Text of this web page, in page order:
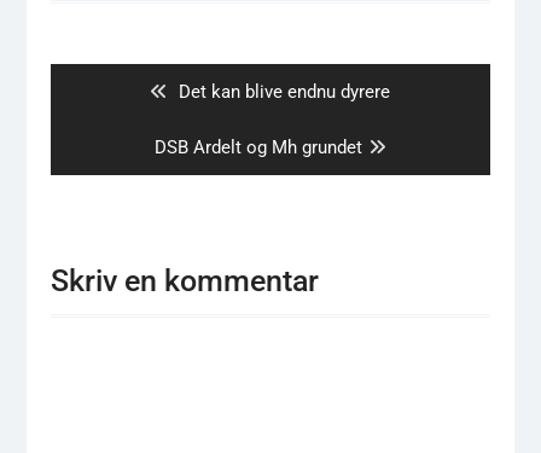
Previous
Det kan blive endnu dyrere
Next
post:
DSB Ardelt og Mh grundet
Skriv en kommentar